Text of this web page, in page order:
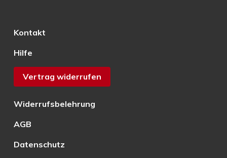
Kontakt
Hilfe
Vertrag widerrufen
Widerrufsbelehrung
AGB
Datenschutz